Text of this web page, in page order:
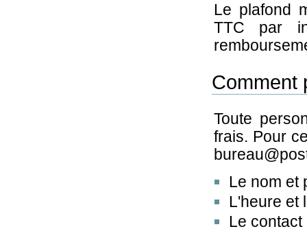
Le plafond
TTC par
Comment
Toute
frais. Pour
Le nom et
L'heure et
Le contact